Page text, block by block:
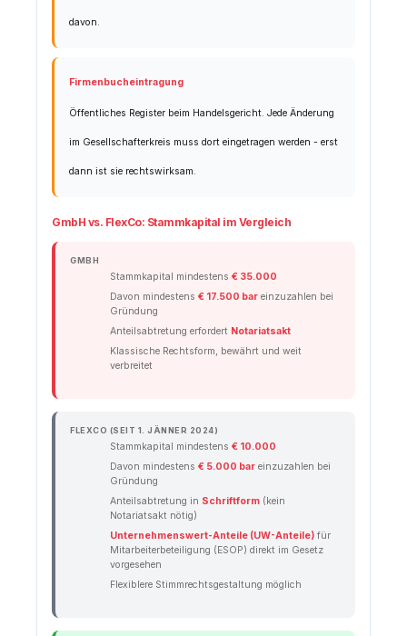
davon.
Firmenbucheintragung
Öffentliches Register beim Handelsgericht. Jede Änderung
im Gesellschafterkreis muss dort eingetragen werden - erst
dann ist sie rechtswirksam.
GmbH vs. FlexCo: Stammkapital im Vergleich
GMBH
Stammkapital mindestens € 35.000
Davon mindestens € 17.500 bar einzuzahlen bei
Gründung
Anteilsabtretung erfordert Notariatsakt
Klassische Rechtsform, bewährt und weit
verbreitet
FLEXCO (SEIT 1. JÄNNER 2024)
Stammkapital mindestens € 10.000
Davon mindestens € 5.000 bar einzuzahlen bei
Gründung
Anteilsabtretung in Schriftform (kein
Notariatsakt nötig)
Unternehmenswert-Anteile (UW-Anteile) für
Mitarbeiterbeteiligung (ESOP) direkt im Gesetz
vorgesehen
Flexiblere Stimmrechtsgestaltung möglich